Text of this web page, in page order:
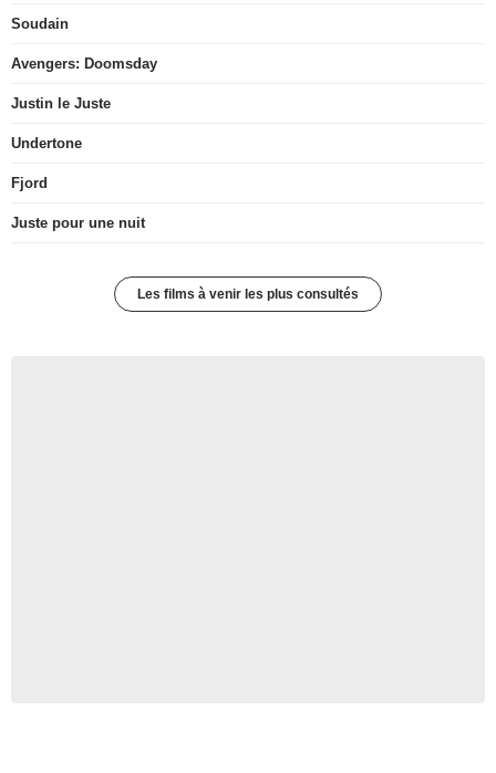
Soudain
Avengers: Doomsday
Justin le Juste
Undertone
Fjord
Juste pour une nuit
Les films à venir les plus consultés